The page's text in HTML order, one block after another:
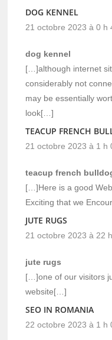
DOG KENNEL
21 octobre 2023 à 0 h
dog kennel
[…]although internet
considerably not
may be essentially
look[…]
TEACUP FRENCH
21 octobre 2023 à 1 h
teacup french
[…]Here is a good
Exciting that we
JUTE RUGS
21 octobre 2023 à 22
jute rugs
[…]one of our visitors
website[…]
SEO IN ROMANIA
22 octobre 2023 à 1 h